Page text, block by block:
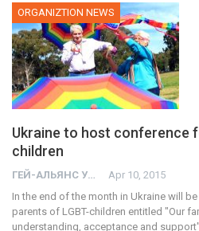
ORGANIZTION NEWS
Ukraine to host conference
children
ГЕЙ-АЛЬЯНС УКРАИНА Apr 10, 2015
In the end of the month in Ukraine will
parents of LGBT-children entitled "Our
understanding, acceptance and